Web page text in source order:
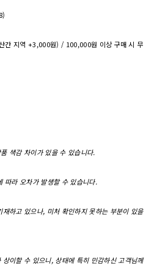
간 지역 +3,000원) / 100,000원 이상 구매 시 무
색감 차이가 있을 수 있습니다.
따라 오차가 발생할 수 있습니다.
하고 있으나, 미처 확인하지 못하는 부분이 있을
이할 수 있으니, 상태에 특히 민감하신 고객님께